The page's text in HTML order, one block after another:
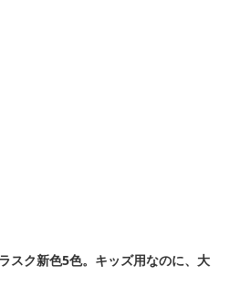
スク新色5色。キッズ用なのに、大